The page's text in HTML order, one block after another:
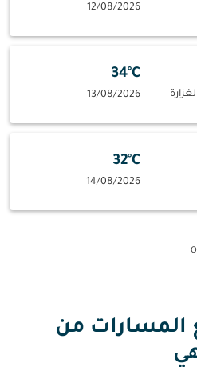
12/08/2026
34°C
13/08/2026
32°C
14/08/2026
من